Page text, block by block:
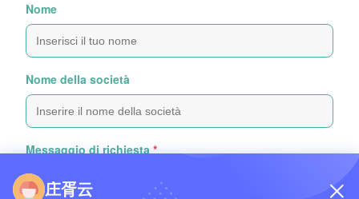
Nome
Nome della società
Messaggio di richiesta *
庄胥云